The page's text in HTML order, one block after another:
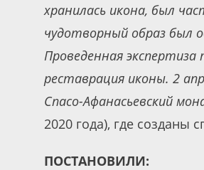
хранилась икона, был
чудотворный образ был
Проведенная
реставрация иконы. 2
Спасо-Афанасьевский
2020 года), где созданы
ПОСТАНОВИЛИ: